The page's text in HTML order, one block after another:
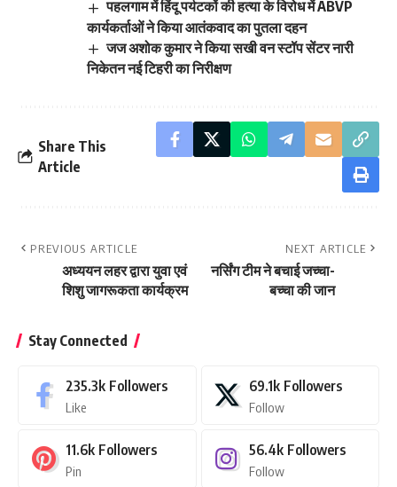
पहलगाम में हिंदू पर्यटकों की हत्या के विरोध में ABVP
कार्यकर्ताओं ने किया आतंकवाद का पुतला दहन
जज अशोक कुमार ने किया सखी वन स्टॉप सेंटर नारी
निकेतन नई टिहरी का निरीक्षण
Share This
Article
PREVIOUS ARTICLE
अध्ययन लहर द्वारा युवा एवं
शिशु जागरूकता कार्यक्रम
NEXT ARTICLE
नर्सिंग टीम ने बचाई जच्चा-
बच्चा की जान
Stay Connected
235.3k Followers
Like
69.1k Followers
Follow
11.6k Followers
Pin
56.4k Followers
Follow